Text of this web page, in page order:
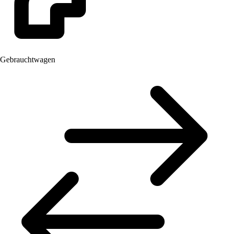
Gebrauchtwagen